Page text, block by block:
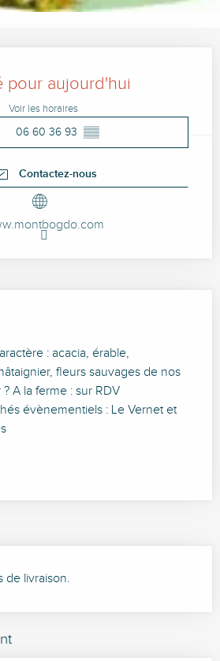
pour aujourd'hui
Voir les horaires
06 60 36 93 ▒▒
Contactez-nous
: acacia, érable,
fleurs sauvages de nos
A la ferme : sur RDV
évènementiels : Le Vernet et
de livraison.